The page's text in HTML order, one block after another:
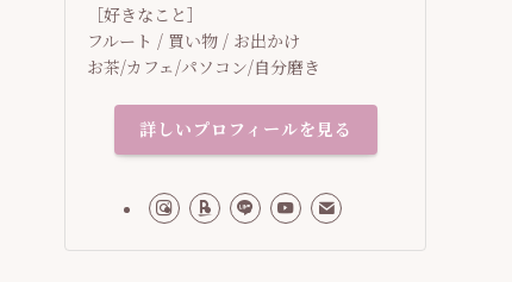
［好きなこと］
フルート / 買い物 / お出かけ
お茶/カフェ/パソコン/自分磨き
詳しいプロフィールを見る